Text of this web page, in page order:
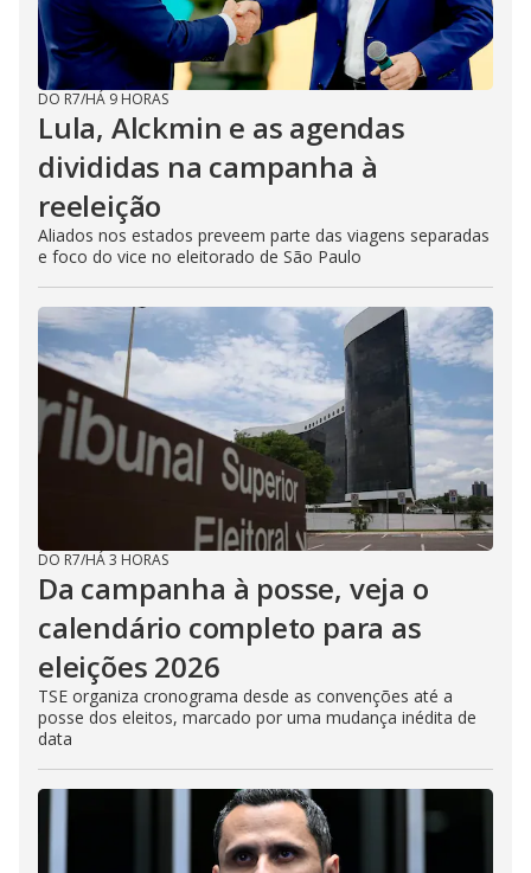
DO R7/HÁ 9 HORAS
Lula, Alckmin e as agendas
divididas na campanha à
reeleição
Aliados nos estados preveem parte das viagens separadas
e foco do vice no eleitorado de São Paulo
DO R7/HÁ 3 HORAS
Da campanha à posse, veja o
calendário completo para as
eleições 2026
TSE organiza cronograma desde as convenções até a
posse dos eleitos, marcado por uma mudança inédita de
data